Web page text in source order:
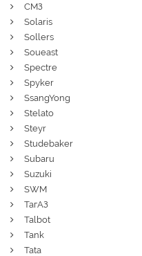
СМЗ
Solaris
Sollers
Soueast
Spectre
Spyker
SsangYong
Stelato
Steyr
Studebaker
Subaru
Suzuki
SWM
ТагАЗ
Talbot
Tank
Tata